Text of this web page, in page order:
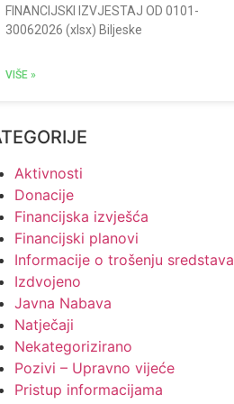
FINANCIJSKI IZVJESTAJ OD 0101-
30062026 (xlsx) Biljeske
VIŠE »
Aktivnosti
Donacije
Financijska izvješća
Financijski planovi
Informacije o trošenju sredstava
Izdvojeno
Javna Nabava
Natječaji
Nekategorizirano
Pozivi – Upravno vijeće
Pristup informacijama